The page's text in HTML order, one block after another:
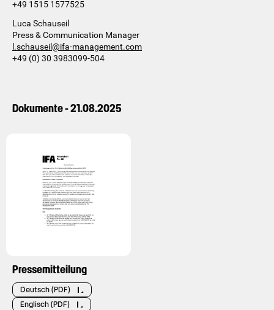
+49 1515 1577525
Luca Schauseil
Press & Communication Manager
l.schauseil@ifa-management.com
+49 (0) 30 3983099-504
Dokumente - 21.08.2025
Pressemitteilung
Deutsch (PDF)
Englisch (PDF)